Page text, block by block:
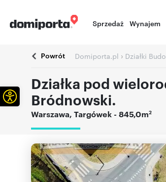
Sprzedaż Wynajem
Powrót Domiporta.pl › Działki
Działka pod
Bródnowski.
Warszawa, Targówek - 845,0m2
Otwórz pasek narzędzi